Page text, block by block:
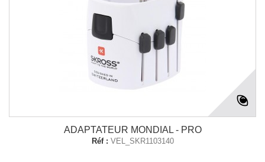
ADAPTATEUR MONDIAL - PRO
Réf : VEL_SKR1103140